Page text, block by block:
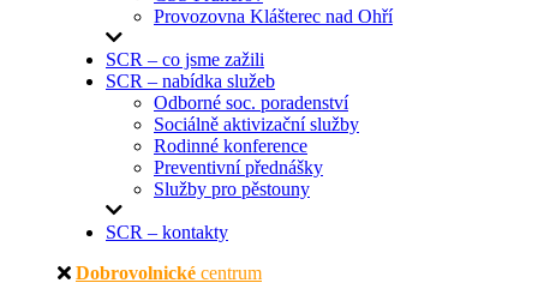
Provozovna Klášterec nad Ohří
SCR – co jsme zažili
SCR – nabídka služeb
Odborné soc. poradenství
Sociálně aktivizační služby
Rodinné konference
Preventivní přednášky
Služby pro pěstouny
SCR – kontakty
Dobrovolnické centrum